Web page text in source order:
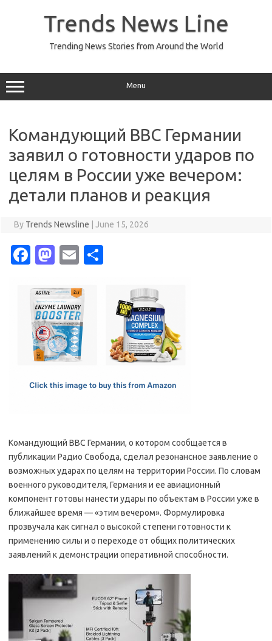
Trends News Line
Trending News Stories from Around the World
Menu
Командующий ВВС Германии
заявил о готовности ударов по
целям в России уже вечером:
детали планов и реакция
By Trends Newsline June 15, 2026
Fa
e
b
o
o
M
t
o
d
o
E
ail
Командующий ВВС Германии, о котором сообщается в
публикации Радио Свобода, сделал резонансное заявление о
возможных ударах по целям на территории России. По словам
военного руководителя, Германия и ее авиационный
компонент готовы нанести удары по объектам в России уже в
ближайшее время — «этим вечером». Формулировка
прозвучала как сигнал о высокой степени готовности к
применению силы и о переходе от общих политических
заявлений к демонстрации оперативной способности.